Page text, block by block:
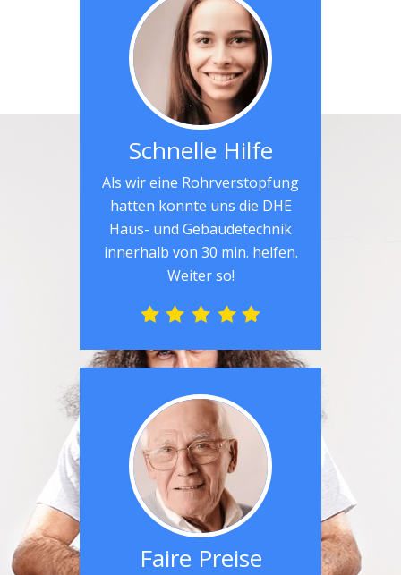
Schnelle Hilfe
Als wir eine Rohrverstopfung
hatten konnte uns die DHE
Haus- und Gebäudetechnik
innerhalb von 30 min. helfen.
Weiter so!
Faire Preise